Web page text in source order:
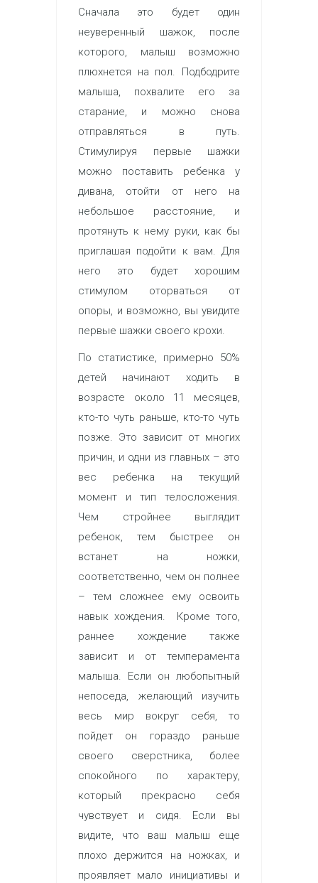
Сначала это будет один
неуверенный шажок, после
которого, малыш возможно
плюхнется на пол. Подбодрите
малыша, похвалите его за
старание, и можно снова
отправляться в путь.
Стимулируя первые шажки
можно поставить ребенка у
дивана, отойти от него на
небольшое расстояние, и
протянуть к нему руки, как бы
приглашая подойти к вам. Для
него это будет хорошим
стимулом оторваться от
опоры, и возможно, вы увидите
первые шажки своего крохи.
По статистике, примерно 50%
детей начинают ходить в
возрасте около 11 месяцев,
кто-то чуть раньше, кто-то чуть
позже. Это зависит от многих
причин, и одни из главных – это
вес ребенка на текущий
момент и тип телосложения.
Чем стройнее выглядит
ребенок, тем быстрее он
встанет на ножки,
соответственно, чем он полнее
– тем сложнее ему освоить
навык хождения. Кроме того,
раннее хождение также
зависит и от темперамента
малыша. Если он любопытный
непоседа, желающий изучить
весь мир вокруг себя, то
пойдет он гораздо раньше
своего сверстника, более
спокойного по характеру,
который прекрасно себя
чувствует и сидя. Если вы
видите, что ваш малыш еще
плохо держится на ножках, и
проявляет мало инициативы и